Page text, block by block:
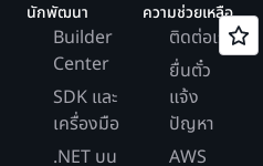
นักพัฒนา
Builder
Center
SDK และ
เครื่องมือ
.NET บน
ความช่วยเหลือ
ติดต่อเรา
ยื่นตั๋ว
แจ้ง
ปัญหา
AWS